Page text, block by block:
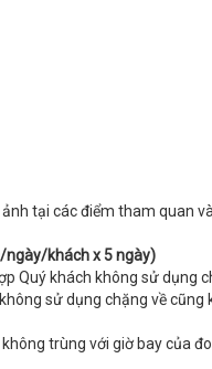
tại các điểm tham quan
ngày/khách x 5 ngày)
Quý khách không sử dụng
sử dụng chặng về cũng
trùng với giờ bay của